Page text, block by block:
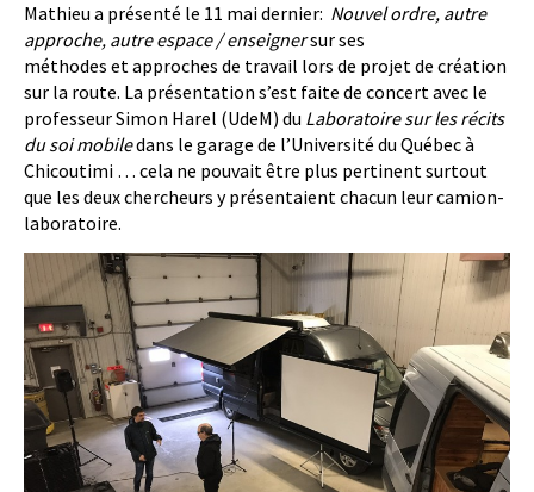
Mathieu a présenté le 11 mai dernier: Nouvel ordre, autre
approche, autre espace / enseignersur ses
méthodes et approches de travail lors de projet de création
sur la route. La présentation s’est faite de concert avec le
professeur Simon Harel (UdeM) du Laboratoire sur les récits
du soi mobiledans le garage de l’Université du Québec à
Chicoutimi … cela ne pouvait être plus pertinent surtout
que les deux chercheurs y présentaient chacun leur camion-
laboratoire.